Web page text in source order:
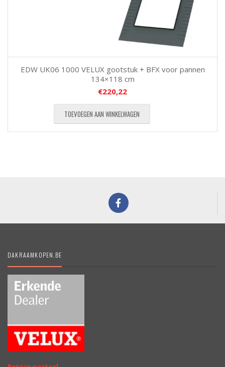
EDW UK06 1000 VELUX gootstuk + BFX voor pannen
134×118 cm
€220,22
TOEVOEGEN AAN WINKELWAGEN
DAKRAAMKOPEN.BE